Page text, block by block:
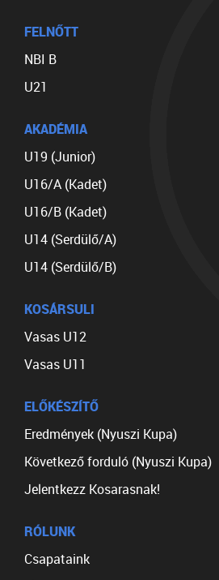
FELNŐTT
NBI B
U21
AKADÉMIA
U19 (Junior)
U16/A (Kadet)
U16/B (Kadet)
U14 (Serdülő/A)
U14 (Serdülő/B)
KOSÁRSULI
Vasas U12
Vasas U11
ELŐKÉSZÍTŐ
Eredmények (Nyuszi Kupa)
Következő forduló (Nyuszi Kupa)
Jelentkezz Kosarasnak!
RÓLUNK
Csapataink